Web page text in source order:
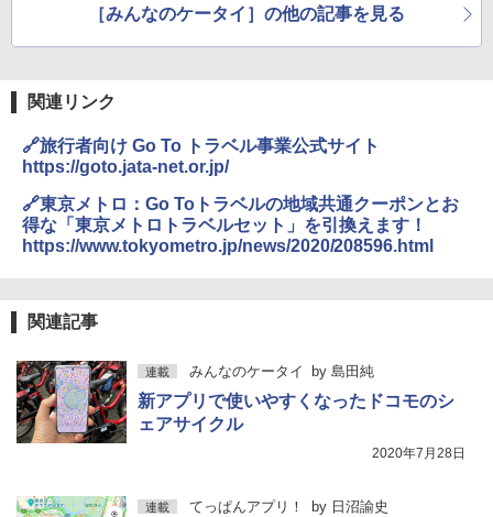
［みんなのケータイ］の他の記事を見る
関連リンク
🔗旅行者向け Go To トラベル事業公式サイト
https://goto.jata-net.or.jp/
🔗東京メトロ：Go Toトラベルの地域共通クーポンとお
得な「東京メトロトラベルセット」を引換えます！
https://www.tokyometro.jp/news/2020/208596.html
関連記事
連載 みんなのケータイ by 島田純
新アプリで使いやすくなったドコモのシ
ェアサイクル
2020年7月28日
連載 てっぱんアプリ！ by 日沼諭史